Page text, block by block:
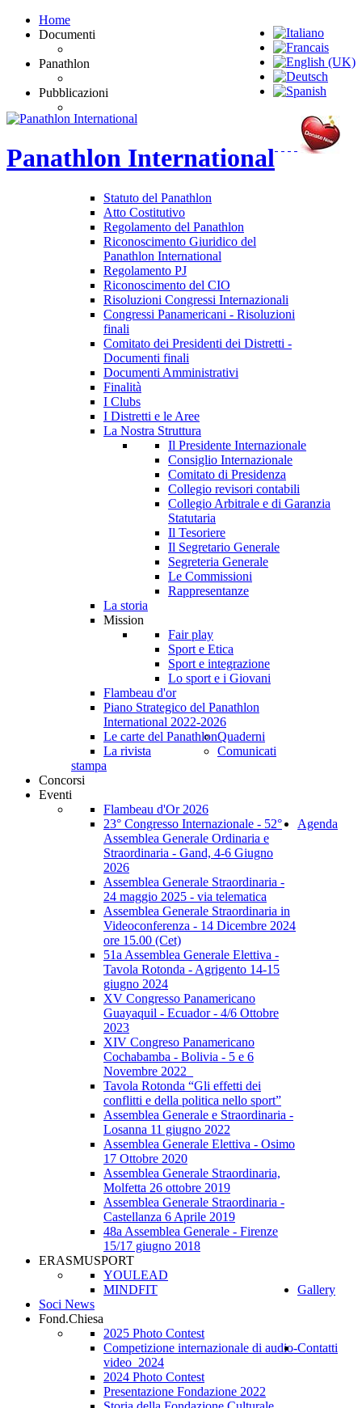
Panathlon International
Home
Documenti
Statuto del Panathlon
Atto Costitutivo
Regolamento del Panathlon
Riconoscimento Giuridico del
Panathlon International
Regolamento PJ
Riconoscimento del CIO
Risoluzioni Congressi Internazionali
Congressi Panamericani - Risoluzioni
finali
Comitato dei Presidenti dei Distretti -
Documenti finali
Documenti Amministrativi
Panathlon
Finalità
I Clubs
I Distretti e le Aree
La Nostra Struttura
Il Presidente Internazionale
Consiglio Internazionale
Comitato di Presidenza
Collegio revisori contabili
Collegio Arbitrale e di Garanzia
Statutaria
Il Tesoriere
Il Segretario Generale
Segreteria Generale
Le Commissioni
Rappresentanze
La storia
Mission
Fair play
Sport e Etica
Sport e integrazione
Lo sport e i Giovani
Flambeau d'or
Piano Strategico del Panathlon
International 2022-2026
Pubblicazioni
Le carte del Panathlon
La rivista
Quaderni
Comunicati
stampa
Concorsi
Eventi
Flambeau d'Or 2026
23° Congresso Internazionale - 52°
Assemblea Generale Ordinaria e
Straordinaria - Gand, 4-6 Giugno
2026
Assemblea Generale Straordinaria -
24 maggio 2025 - via telematica
Assemblea Generale Straordinaria in
Videoconferenza - 14 Dicembre 2024
ore 15.00 (Cet)
51a Assemblea Generale Elettiva -
Tavola Rotonda - Agrigento 14-15
giugno 2024
XV Congresso Panamericano
Guayaquil - Ecuador - 4/6 Ottobre
2023
XIV Congreso Panamericano
Cochabamba - Bolivia - 5 e 6
Novembre 2022_
Tavola Rotonda “Gli effetti dei
conflitti e della politica nello sport”
Assemblea Generale e Straordinaria -
Losanna 11 giugno 2022
Assemblea Generale Elettiva - Osimo
17 Ottobre 2020
Assemblea Generale Straordinaria,
Molfetta 26 ottobre 2019
Assemblea Generale Straordinaria -
Castellanza 6 Aprile 2019
48a Assemblea Generale - Firenze
15/17 giugno 2018
Agenda
ERASMUSPORT
YOULEAD
MINDFIT
Gallery
Soci News
Fond.Chiesa
2025 Photo Contest
Competizione internazionale di audio-
video_2024
2024 Photo Contest
Presentazione Fondazione 2022
Contatti